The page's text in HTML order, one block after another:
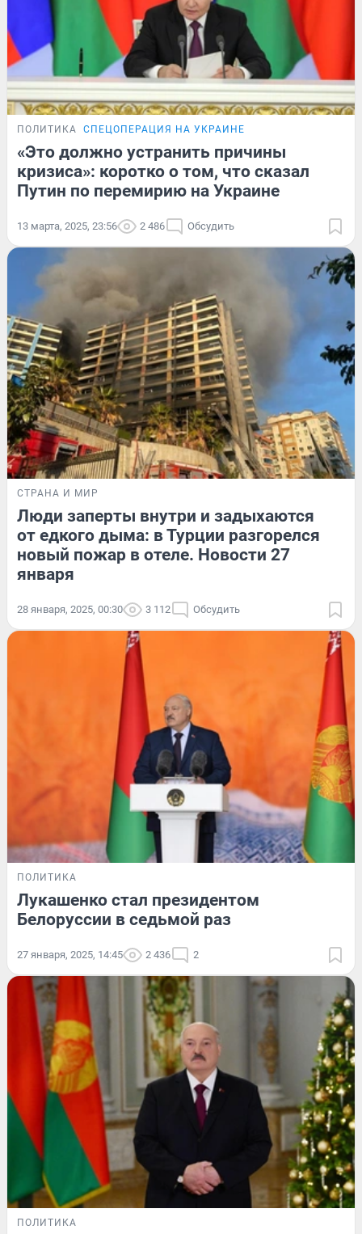
ПОЛИТИКА СПЕЦОПЕРАЦИЯ НА УКРАИНЕ
«Это должно устранить причины
кризиса»: коротко о том, что сказал
Путин по перемирию на Украине
13 марта, 2025, 23:56 2 486 Обсудить
СТРАНА И МИР
Люди заперты внутри и задыхаются
от едкого дыма: в Турции разгорелся
новый пожар в отеле. Новости 27
января
28 января, 2025, 00:30 3 112 Обсудить
ПОЛИТИКА
Лукашенко стал президентом
Белоруссии в седьмой раз
27 января, 2025, 14:45 2 436 2
ПОЛИТИКА